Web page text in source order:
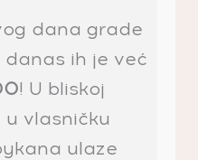
dana grade
danas ih je već
! U bliskoj
vlasničku
ulaze